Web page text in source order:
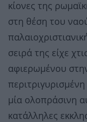
κίονες της
στη θέση του
σειρά της είχε
αφιερωμένου
μία ολοπράσινη
κατάλληλες